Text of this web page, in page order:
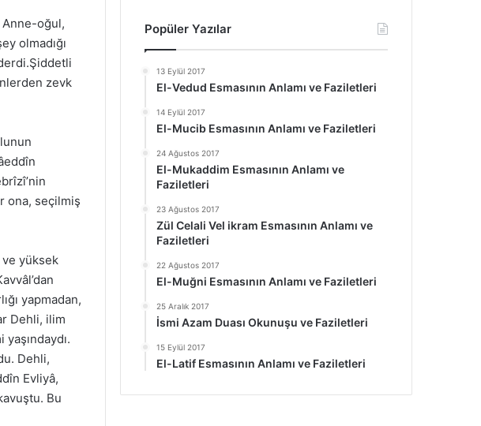
Anne-oğul,
olmadığı
zevk
ona, seçilmiş
yüksek
yapmadan,
Dehli, ilim
Dehli,
Evliyâ,
Bu
Popüler Yazılar
13 Eylül 2017
El-Vedud Esmasının Anlamı ve Faziletleri
14 Eylül 2017
El-Mucib Esmasının Anlamı ve Faziletleri
24 Ağustos 2017
El-Mukaddim Esmasının Anlamı ve
Faziletleri
23 Ağustos 2017
Zül Celali Vel ikram Esmasının Anlamı ve
Faziletleri
22 Ağustos 2017
El-Muğni Esmasının Anlamı ve Faziletleri
25 Aralık 2017
İsmi Azam Duası Okunuşu ve Faziletleri
15 Eylül 2017
El-Latif Esmasının Anlamı ve Faziletleri